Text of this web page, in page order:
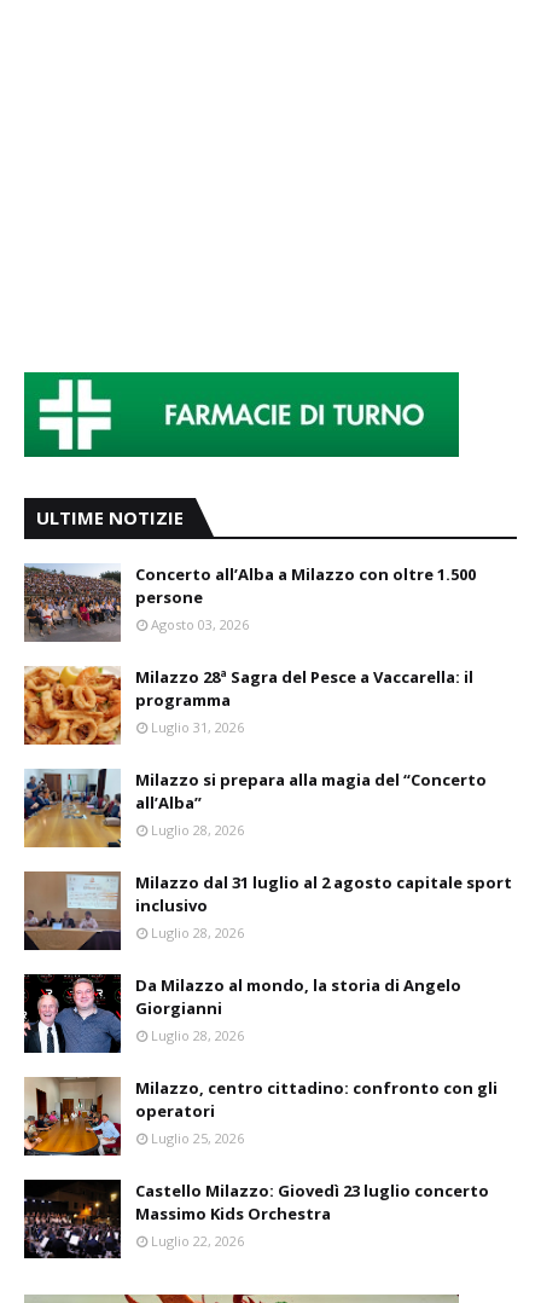
ULTIME NOTIZIE
Concerto all’Alba a Milazzo con oltre 1.500
persone
Agosto 03, 2026
Milazzo 28ª Sagra del Pesce a Vaccarella: il
programma
Luglio 31, 2026
Milazzo si prepara alla magia del “Concerto
all’Alba”
Luglio 28, 2026
Milazzo dal 31 luglio al 2 agosto capitale sport
inclusivo
Luglio 28, 2026
Da Milazzo al mondo, la storia di Angelo
Giorgianni
Luglio 28, 2026
Milazzo, centro cittadino: confronto con gli
operatori
Luglio 25, 2026
Castello Milazzo: Giovedì 23 luglio concerto
Massimo Kids Orchestra
Luglio 22, 2026